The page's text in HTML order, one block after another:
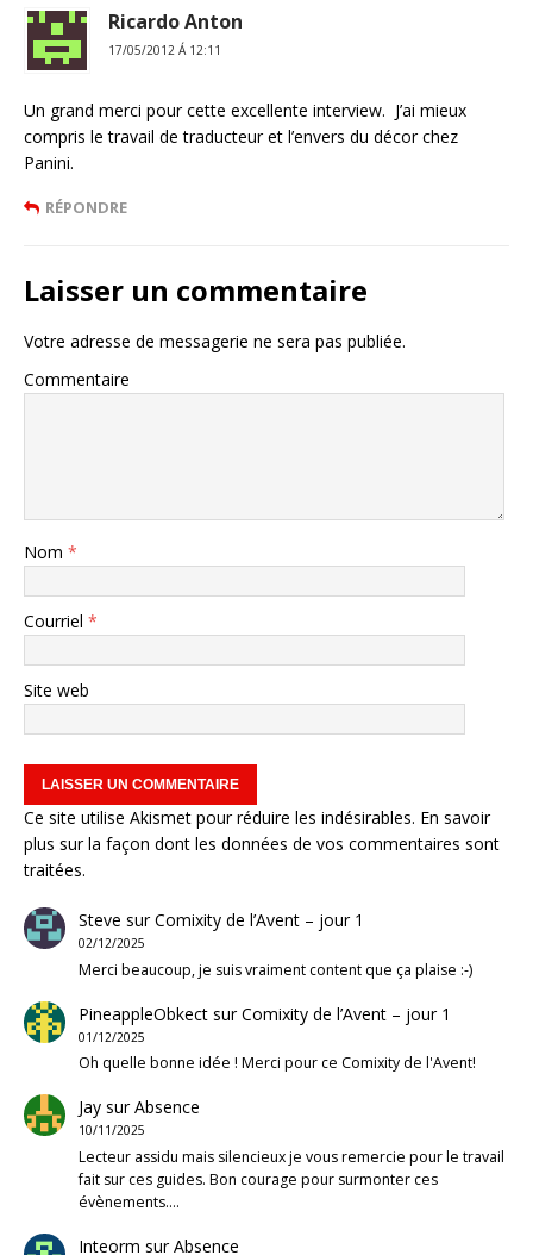
Ricardo Anton
17/05/2012 Á 12:11
Un grand merci pour cette excellente interview. J’ai mieux
compris le travail de traducteur et l’envers du décor chez
Panini.
RÉPONDRE
Laisser un commentaire
Votre adresse de messagerie ne sera pas publiée.
Commentaire
Nom *
Courriel *
Site web
Ce site utilise Akismet pour réduire les indésirables. En savoir
plus sur la façon dont les données de vos commentaires sont
traitées.
Steve surComixity de l’Avent – jour 1
02/12/2025
Merci beaucoup, je suis vraiment content que ça plaise :-)
PineappleObkectsurComixity de l’Avent – jour 1
01/12/2025
Oh quelle bonne idée ! Merci pour ce Comixity de l'Avent!
JaysurAbsence
10/11/2025
Lecteur assidu mais silencieux je vous remercie pour le travail
fait sur ces guides. Bon courage pour surmonter ces
évènements.…
Inteorm surAbsence